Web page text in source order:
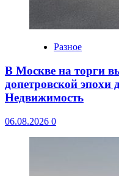
Разное
В Москве на торги
допетровской
Недвижимость
06.08.2026 0